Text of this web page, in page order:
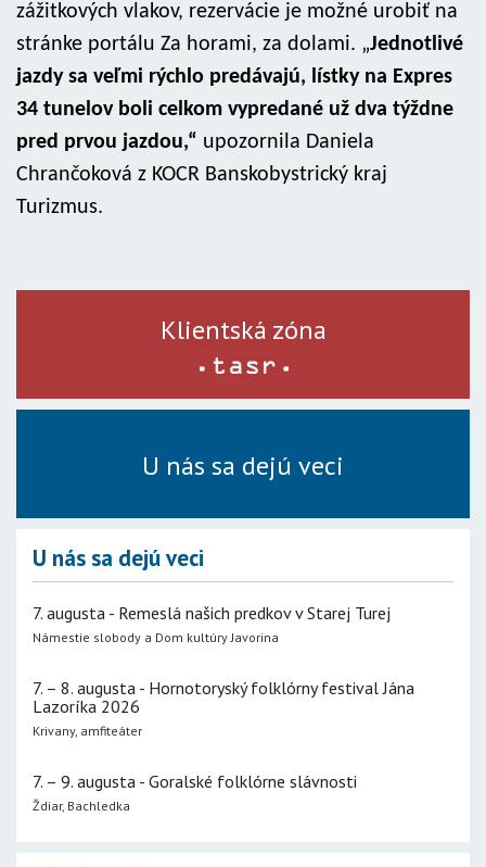
zážitkových vlakov, rezervácie je možné urobiť na
stránke portálu Za horami, za dolami. „Jednotlivé
jazdy sa veľmi rýchlo predávajú, lístky na Expres
34 tunelov boli celkom vypredané už dva týždne
pred prvou jazdou,“ upozornila Daniela
Chrančoková z KOCR Banskobystrický kraj
Turizmus.
Klientská zóna
U nás sa dejú veci
U nás sa dejú veci
7. augusta - Remeslá našich predkov v Starej Turej
Námestie slobody a Dom kultúry Javorina
7. – 8. augusta - Hornotoryský folklórny festival Jána
Lazoríka 2026
Krivany, amfiteáter
7. – 9. augusta - Goralské folklórne slávnosti
Ždiar, Bachledka